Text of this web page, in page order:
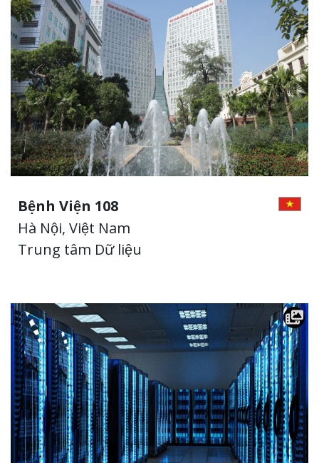
Bệnh Viện 108
Hà Nội, Việt Nam
Trung tâm Dữ liệu